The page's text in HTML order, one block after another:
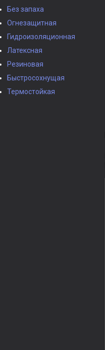
Без запаха
Огнезащитная
Гидроизоляционная
Латексная
Резиновая
Быстросохнущая
Термостойкая